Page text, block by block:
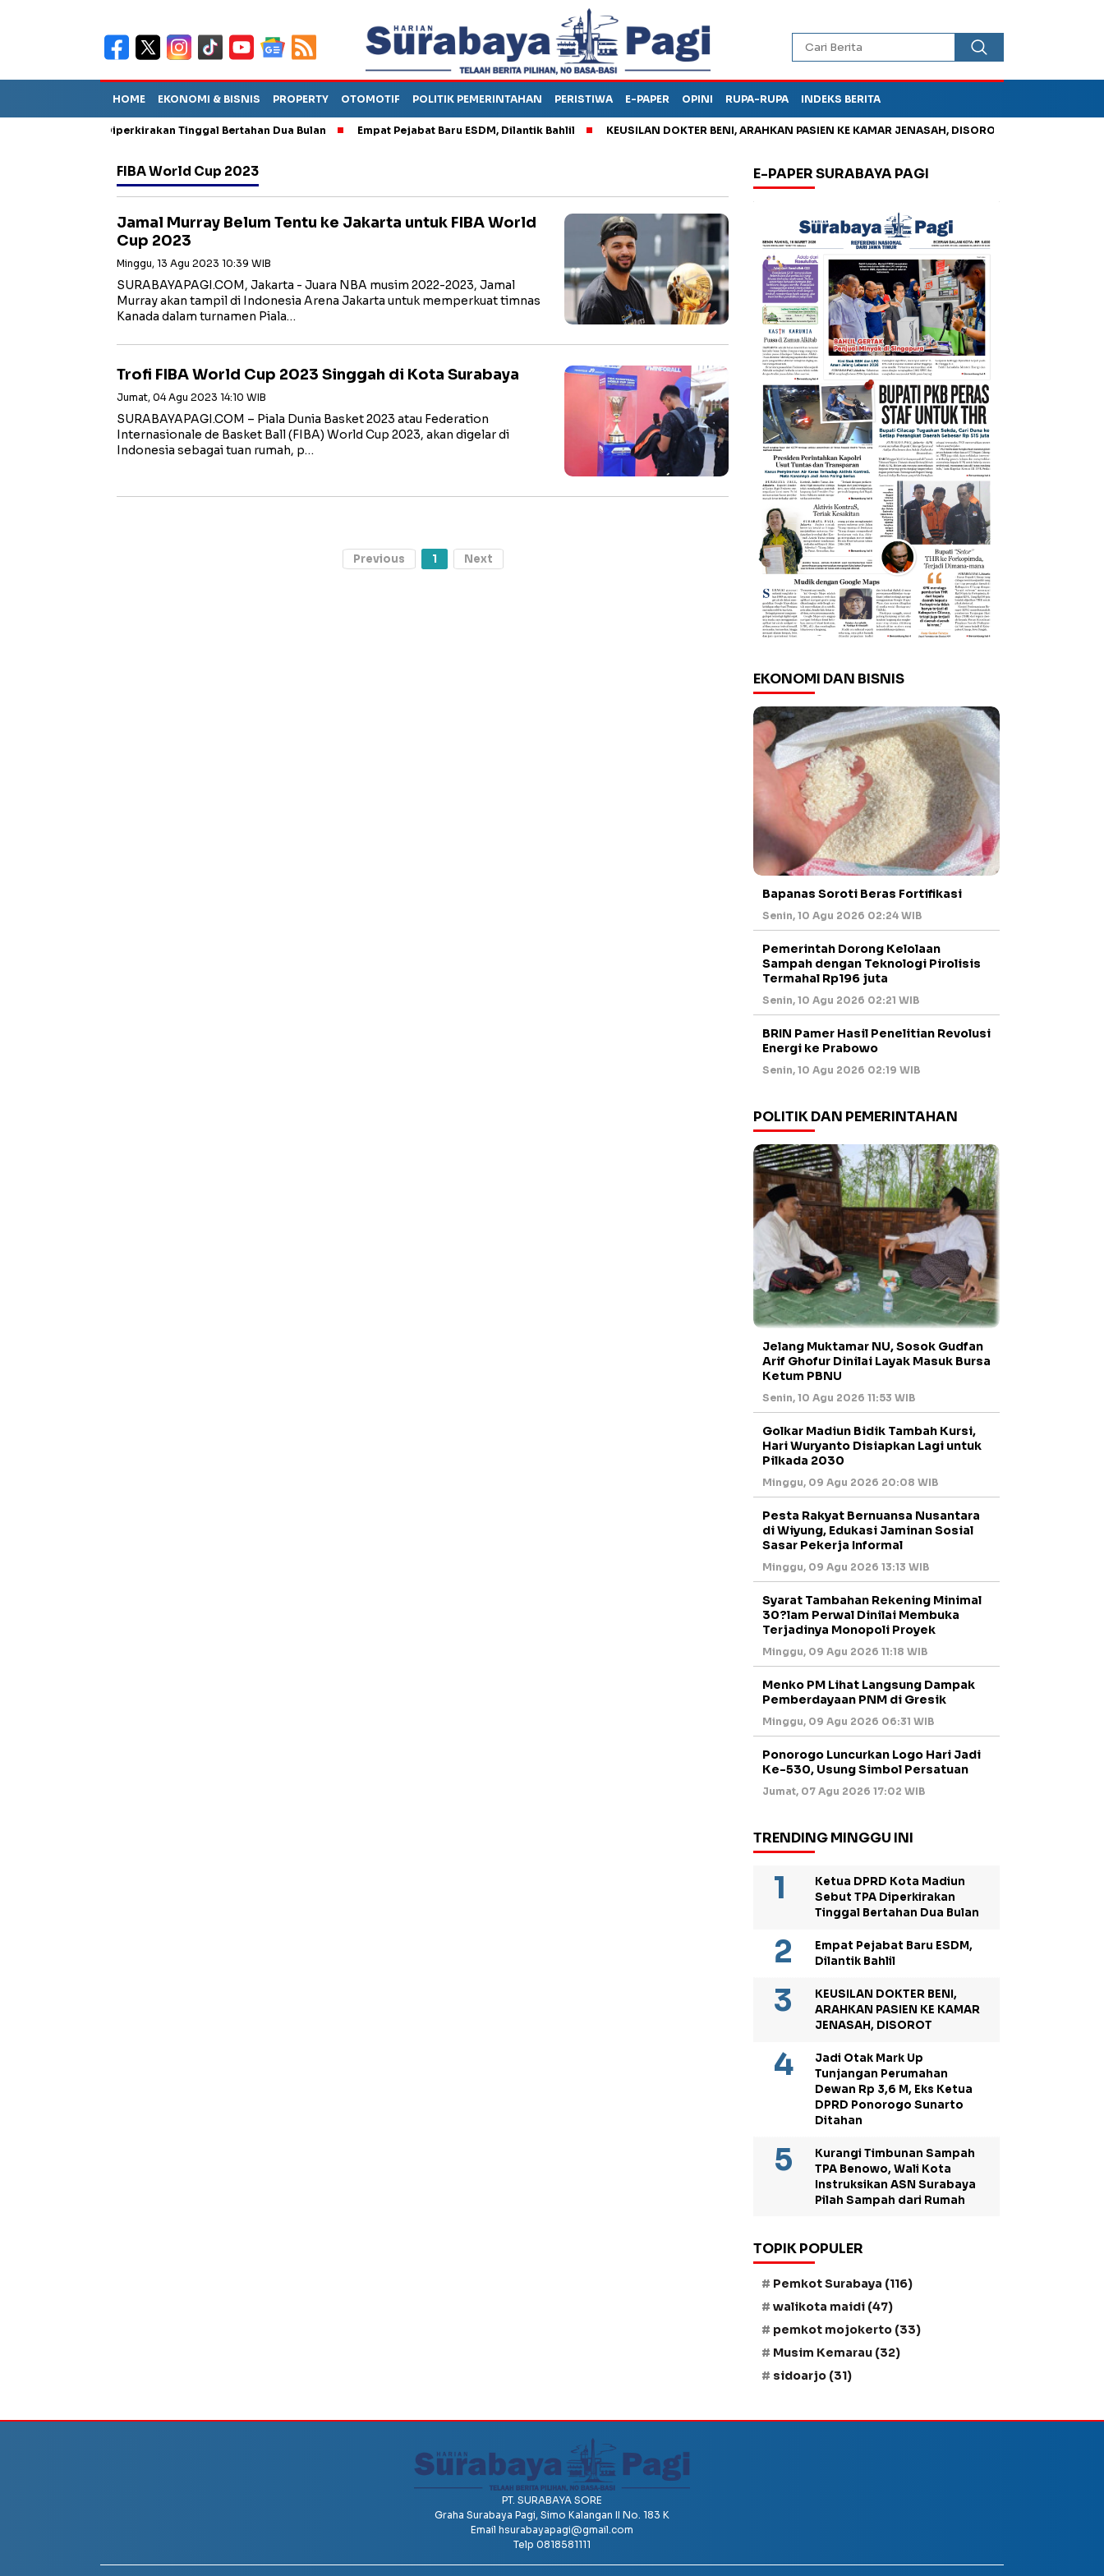
HOME EKONOMI & BISNIS PROPERTY OTOMOTIF POLITIK PEMERINTAHAN PERISTIWA E-PAPER OPINI RUPA-RUPA INDEKS BERITA
Sebut TPA Diperkirakan Tinggal Bertahan Dua Bulan Empat Pejabat Baru ESDM, Dilantik Bahlil KEUSILAN DOKTER BENI, ARAHKAN PASIEN KE KAMAR JENASAH, DISOROT
FIBA World Cup 2023
Jamal Murray Belum Tentu ke Jakarta untuk FIBA World
Cup 2023
Minggu, 13 Agu 2023 10:39 WIB
SURABAYAPAGI.COM, Jakarta - Juara NBA musim 2022-2023, Jamal
Murray akan tampil di Indonesia Arena Jakarta untuk memperkuat timnas
Kanada dalam turnamen Piala…
Trofi FIBA World Cup 2023 Singgah di Kota Surabaya
Jumat, 04 Agu 2023 14:10 WIB
SURABAYAPAGI.COM – Piala Dunia Basket 2023 atau Federation
Internasionale de Basket Ball (FIBA) World Cup 2023, akan digelar di
Indonesia sebagai tuan rumah, p…
Previous 1 Next
E-PAPER SURABAYA PAGI
EKONOMI DAN BISNIS
Bapanas Soroti Beras Fortifikasi
Senin, 10 Agu 2026 02:24 WIB
Pemerintah Dorong Kelolaan
Sampah dengan Teknologi Pirolisis
Termahal Rp196 juta
Senin, 10 Agu 2026 02:21 WIB
BRIN Pamer Hasil Penelitian Revolusi
Energi ke Prabowo
Senin, 10 Agu 2026 02:19 WIB
POLITIK DAN PEMERINTAHAN
Jelang Muktamar NU, Sosok Gudfan
Arif Ghofur Dinilai Layak Masuk Bursa
Ketum PBNU
Senin, 10 Agu 2026 11:53 WIB
Golkar Madiun Bidik Tambah Kursi,
Hari Wuryanto Disiapkan Lagi untuk
Pilkada 2030
Minggu, 09 Agu 2026 20:08 WIB
Pesta Rakyat Bernuansa Nusantara
di Wiyung, Edukasi Jaminan Sosial
Sasar Pekerja Informal
Minggu, 09 Agu 2026 13:13 WIB
Syarat Tambahan Rekening Minimal
30?lam Perwal Dinilai Membuka
Terjadinya Monopoli Proyek
Minggu, 09 Agu 2026 11:18 WIB
Menko PM Lihat Langsung Dampak
Pemberdayaan PNM di Gresik
Minggu, 09 Agu 2026 06:31 WIB
Ponorogo Luncurkan Logo Hari Jadi
Ke-530, Usung Simbol Persatuan
Jumat, 07 Agu 2026 17:02 WIB
TRENDING MINGGU INI
Ketua DPRD Kota Madiun
Sebut TPA Diperkirakan
Tinggal Bertahan Dua Bulan
Empat Pejabat Baru ESDM,
Dilantik Bahlil
KEUSILAN DOKTER BENI,
ARAHKAN PASIEN KE KAMAR
JENASAH, DISOROT
Jadi Otak Mark Up
Tunjangan Perumahan
Dewan Rp 3,6 M, Eks Ketua
DPRD Ponorogo Sunarto
Ditahan
Kurangi Timbunan Sampah
TPA Benowo, Wali Kota
Instruksikan ASN Surabaya
Pilah Sampah dari Rumah
TOPIK POPULER
Pemkot Surabaya (116)
walikota maidi (47)
pemkot mojokerto (33)
Musim Kemarau (32)
sidoarjo (31)
PT. SURABAYA SORE
Graha Surabaya Pagi, Simo Kalangan II No. 183 K
Email hsurabayapagi@gmail.com
Telp 0818581111